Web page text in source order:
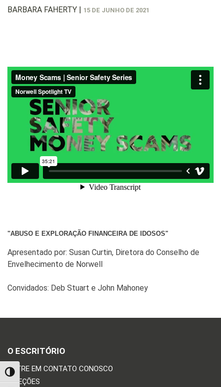
TOGGLE HIGH CONTRAST
BARBARA FAHERTY | 15 DE JUNHO DE 2021
"ABUSO E EXPLORAÇÃO FINANCEIRA DE IDOSOS"
Apresentado por: Susan Curtin, Diretora do Conselho de
Envelhecimento de Norwell
Convidados: Deb Stuart e John Mahoney
O ESCRITÓRIO
ENTRE EM CONTATO CONOSCO
DIREÇÕES